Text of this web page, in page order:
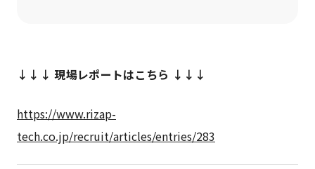
↓↓↓ 現場レポートはこちら ↓↓↓
https://www.rizap-
tech.co.jp/recruit/articles/entries/283